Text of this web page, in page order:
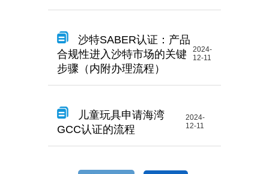
沙特SABER认证：产品
合规性进入沙特市场的关键
步骤（内附办理流程）
2024-
12-11
儿童玩具申请海湾
GCC认证的流程
2024-
12-11